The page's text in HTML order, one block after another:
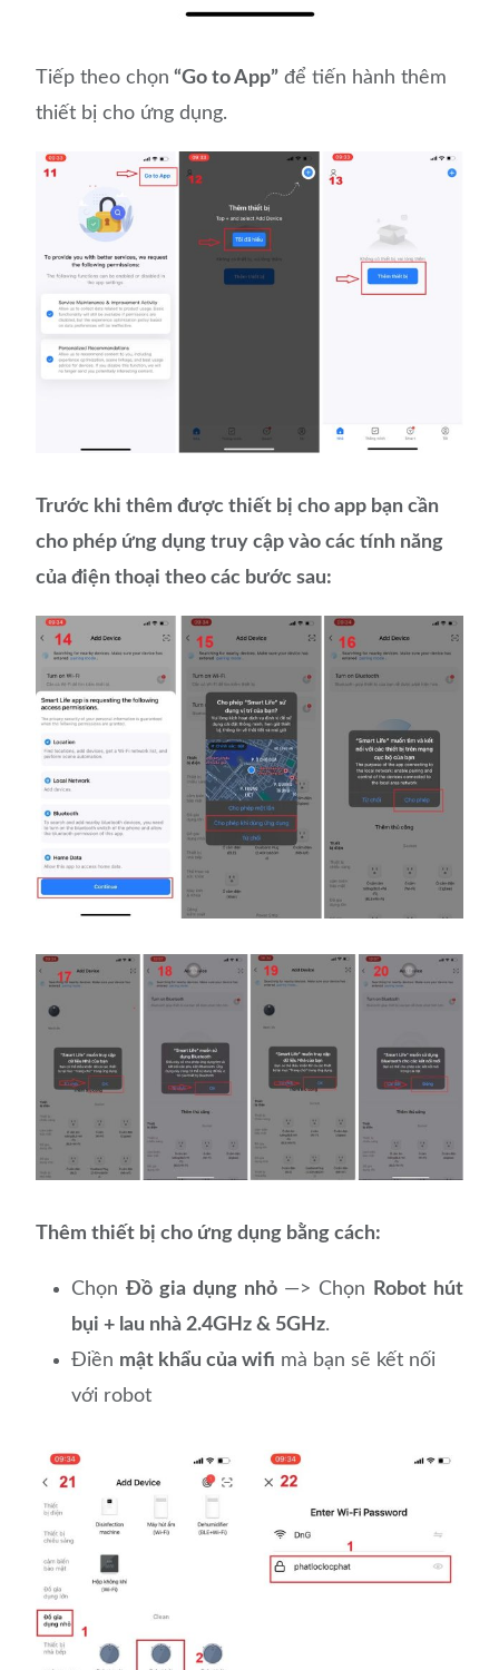
Tiếp theo chọn “Go to App” để tiến hành thêm
thiết bị cho ứng dụng.
Trước khi thêm được thiết bị cho app bạn cần
cho phép ứng dụng truy cập vào các tính năng
của điện thoại theo các bước sau:
Thêm thiết bị cho ứng dụng bằng cách:
ChọnĐồ gia dụng nhỏ—> Chọn
Robot hút
bụi + lau nhà 2.4GHz & 5GHz.
Điền mật khẩu của wifi mà bạn sẽ kết nối
với robot